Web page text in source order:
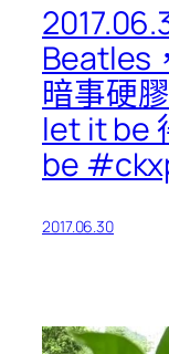
Beatles
暗事硬
let it be
be
2017.06.30